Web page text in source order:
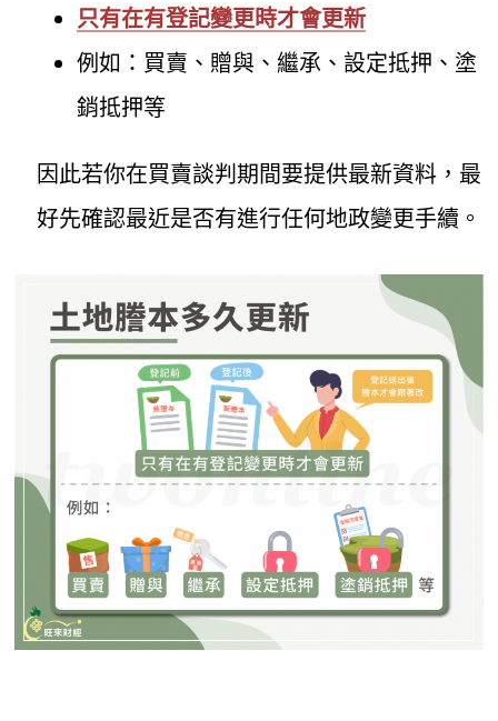
只有在有登記變更時才會更新
例如：買賣、贈與、繼承、設定抵押、塗
銷抵押等
因此若你在買賣談判期間要提供最新資料，最
好先確認最近是否有進行任何地政變更手續。